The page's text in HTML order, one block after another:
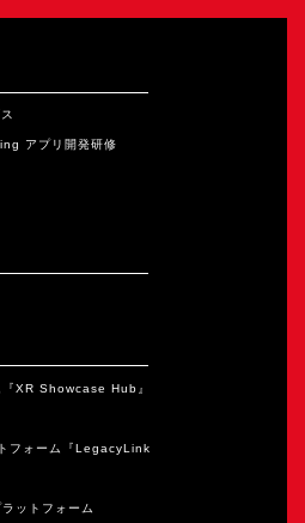
ンライン
アプリ開発研修
XR Showcase Hub』
フォーム『LegacyLink
ットフォーム